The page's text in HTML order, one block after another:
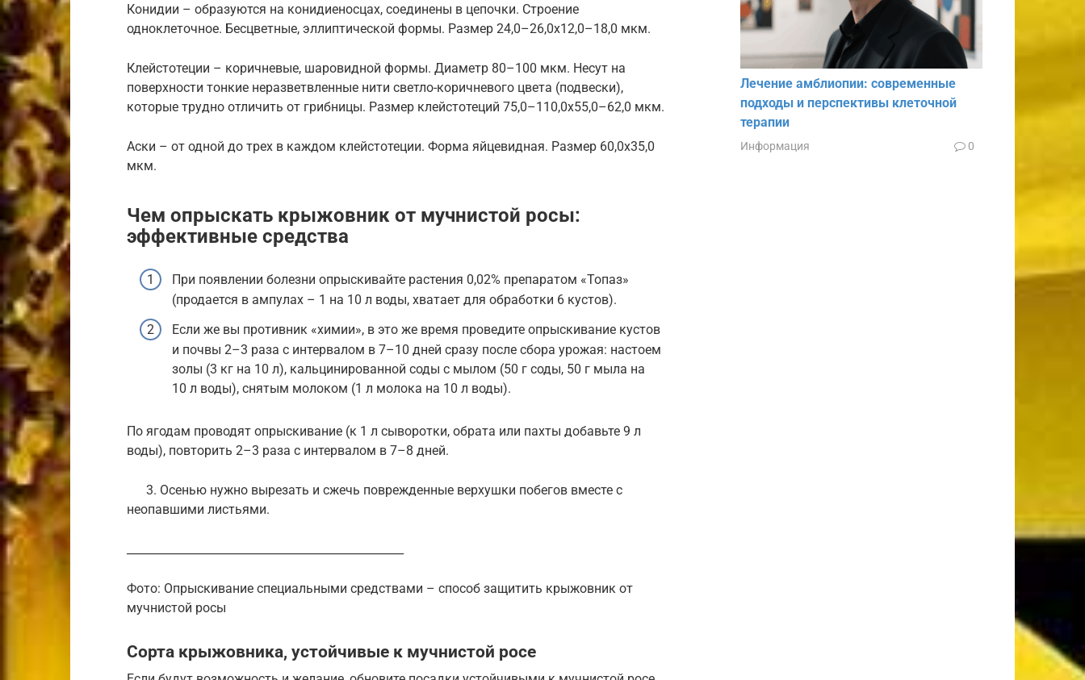
Конидии – образуются на конидиеносцах, соединены в цепочки. Строение
одноклеточное. Бесцветные, эллиптической формы. Размер 24,0–26,0х12,0–18,0 мкм.
Клейстотеции – коричневые, шаровидной формы. Диаметр 80–100 мкм. Несут на
поверхности тонкие неразветвленные нити светло-коричневого цвета (подвески),
которые трудно отличить от грибницы. Размер клейстотеций 75,0–110,0х55,0–62,0 мкм.
Аски – от одной до трех в каждом клейстотеции. Форма яйцевидная. Размер 60,0х35,0
мкм.
Чем опрыскать крыжовник от мучнистой росы:
эффективные средства
При появлении болезни опрыскивайте растения 0,02% препаратом «Топаз»
(продается в ампулах – 1 на 10 л воды, хватает для обработки 6 кустов).
Если же вы противник «химии», в это же время проведите опрыскивание кустов
и почвы 2–3 раза с интервалом в 7–10 дней сразу после сбора урожая: настоем
золы (3 кг на 10 л), кальцинированной соды с мылом (50 г соды, 50 г мыла на
10 л воды), снятым молоком (1 л молока на 10 л воды).
По ягодам проводят опрыскивание (к 1 л сыворотки, обрата или пахты добавьте 9 л
воды), повторить 2–3 раза с интервалом в 7–8 дней.
3. Осенью нужно вырезать и сжечь поврежденные верхушки побегов вместе с
неопавшими листьями.
Фото: Опрыскивание специальными средствами – способ защитить крыжовник от
мучнистой росы
Сорта крыжовника, устойчивые к мучнистой росе
Лечение амблиопии: современные
подходы и перспективы клеточной
терапии
Информация 0